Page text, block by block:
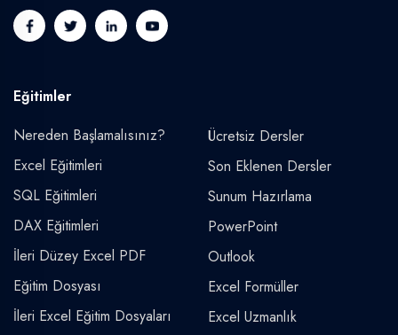
Eğitimler
Nereden Başlamalısınız?
Excel Eğitimleri
SQL Eğitimleri
DAX Eğitimleri
İleri Düzey Excel PDF
Eğitim Dosyası
İleri Excel Eğitim Dosyaları
Ücretsiz Dersler
Son Eklenen Dersler
Sunum Hazırlama
PowerPoint
Outlook
Excel Formüller
Excel Uzmanlık